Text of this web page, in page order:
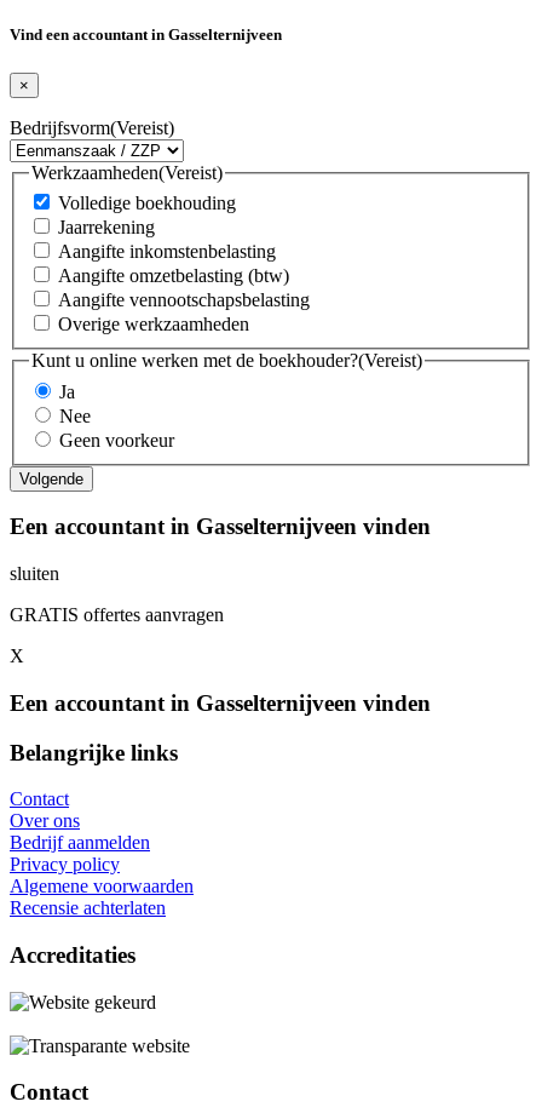
Vind een accountant in Gasselternijveen
×
Bedrijfsvorm(Vereist)
Werkzaamheden(Vereist)
Volledige boekhouding
Jaarrekening
Aangifte inkomstenbelasting
Aangifte omzetbelasting (btw)
Aangifte vennootschapsbelasting
Overige werkzaamheden
Kunt u online werken met de boekhouder?(Vereist)
Ja
Nee
Geen voorkeur
Een accountant in Gasselternijveen vinden
sluiten
GRATIS offertes aanvragen
X
Een accountant in Gasselternijveen vinden
Belangrijke links
Contact
Over ons
Bedrijf aanmelden
Privacy policy
Algemene voorwaarden
Recensie achterlaten
Accreditaties
Contact